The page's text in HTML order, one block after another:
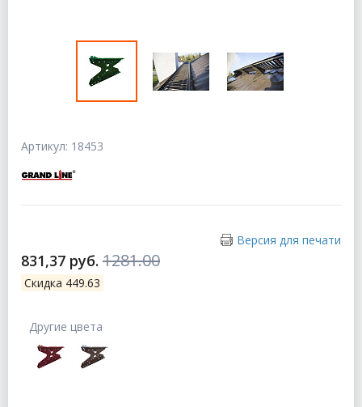
Артикул: 18453
Версия для печати
831,37 руб. 1281.00
Скидка 449.63
Другие цвета